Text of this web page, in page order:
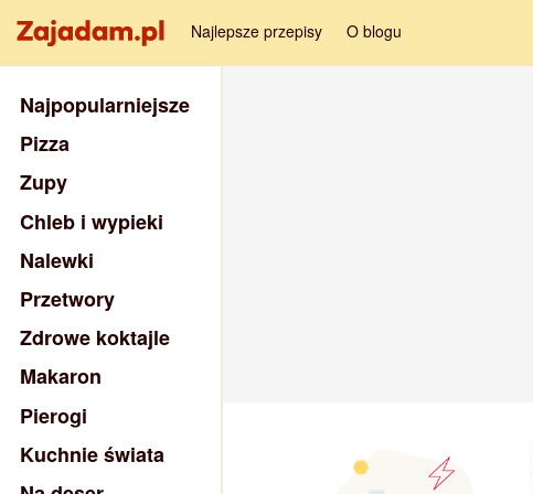
Najlepsze przepisy O blogu
Najpopularniejsze
Pizza
Zupy
Chleb i wypieki
Nalewki
Przetwory
Zdrowe koktajle
Makaron
Pierogi
Kuchnie świata